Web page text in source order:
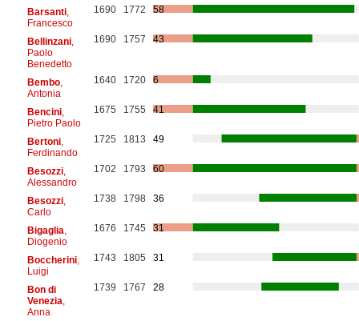
Barsanti,
Francesco
1690 1772 58
Bellinzani,
Paolo
Benedetto
1690 1757 43
Bembo,
Antonia
1640 1720 6
Bencini,
Pietro Paolo
1675 1755 41
Bertoni,
Ferdinando
1725 1813 49
Besozzi,
Alessandro
1702 1793 60
Besozzi,
Carlo
1738 1798 36
Bigaglia
Diogenio
1676 1745 31
Boccherini,
Luigi
1743 1805 31
Bon di
Venezia
Anna
1739 1767 28